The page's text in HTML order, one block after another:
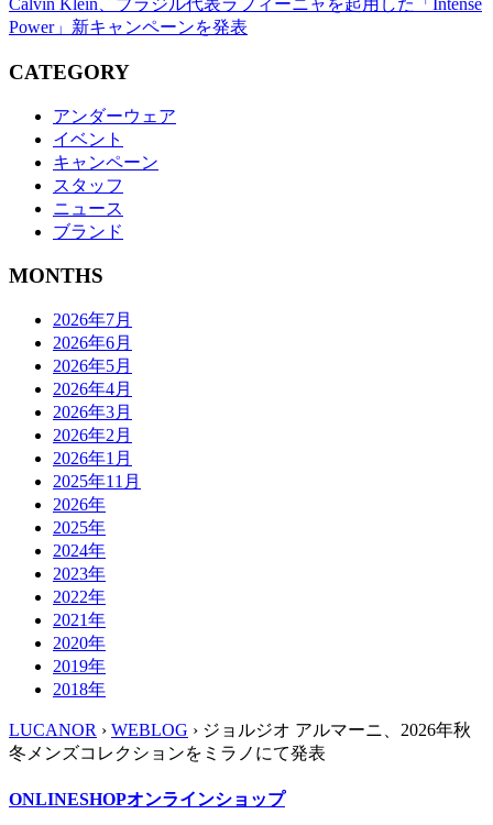
Calvin Klein、ブラジル代表ラフィーニャを起用した「Intense
Power」新キャンペーンを発表
CATEGORY
アンダーウェア
イベント
キャンペーン
スタッフ
ニュース
ブランド
MONTHS
2026年7月
2026年6月
2026年5月
2026年4月
2026年3月
2026年2月
2026年1月
2025年11月
2026年
2025年
2024年
2023年
2022年
2021年
2020年
2019年
2018年
LUCANOR › WEBLOG › ジョルジオ アルマーニ、2026年秋
冬メンズコレクションをミラノにて発表
ONLINESHOPオンラインショップ